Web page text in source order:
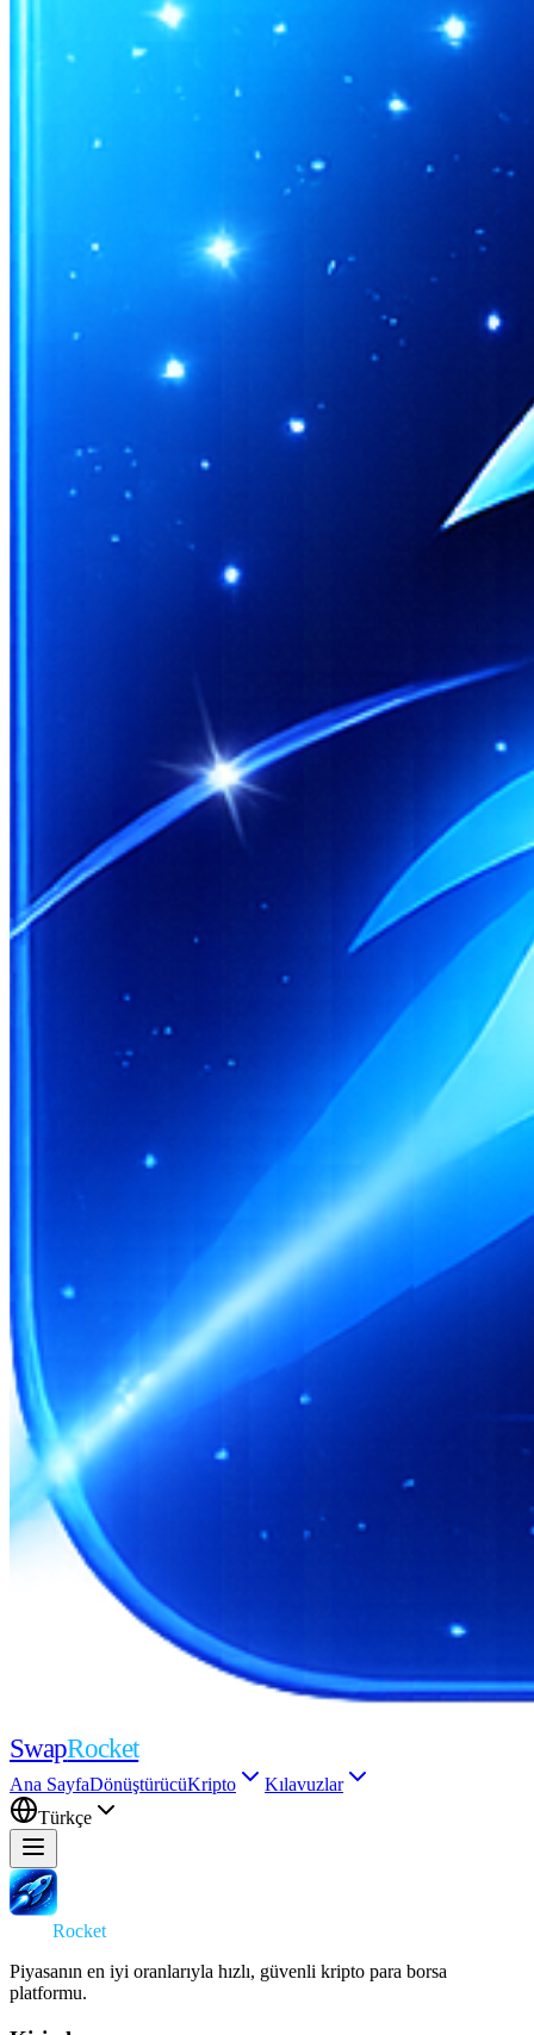
SwapRocket
Ana SayfaDönüştürücüKripto
Kılavuzlar
Türkçe
Rocket
Piyasanın en iyi oranlarıyla hızlı, güvenli kripto para borsa
platformu.